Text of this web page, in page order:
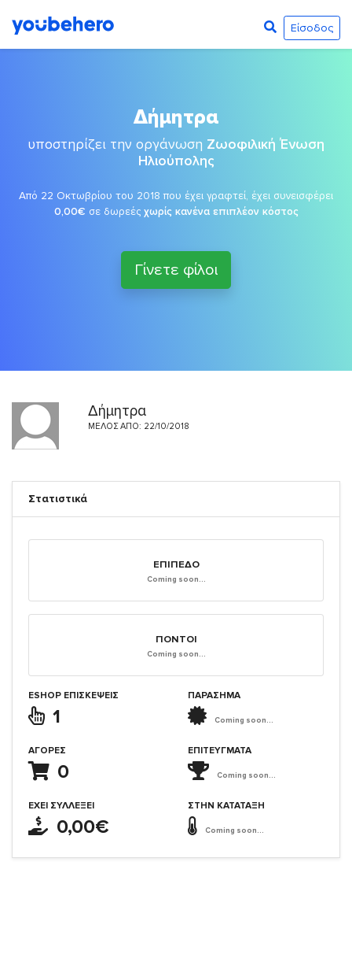
Είσοδος
Δήμητρα
υποστηρίζει την οργάνωση Ζωοφιλική Ένωση
Ηλιούπολης
Από 22 Οκτωβρίου του 2018 που έχει γραφτεί, έχει συνεισφέρει
0,00€ σε δωρεές χωρίς κανένα επιπλέον κόστος
Γίνετε φίλοι
Δήμητρα
ΜΈΛΟΣ ΑΠΌ: 22/10/2018
Στατιστικά
ΕΠΊΠΕΔΟ
Coming soon...
ΠΌΝΤΟΙ
Coming soon...
ESHOP ΕΠΙΣΚΈΨΕΙΣ
1
ΑΓΟΡΈΣ
0
ΈΧΕΙ ΣΥΛΛΈΞΕΙ
0,00€
ΠΑΡΑΣΗΜΑ
Coming soon...
ΕΠΙΤΕΎΓΜΑΤΑ
Coming soon...
ΣΤΗΝ ΚΑΤΆΤΑΞΗ
Coming soon...